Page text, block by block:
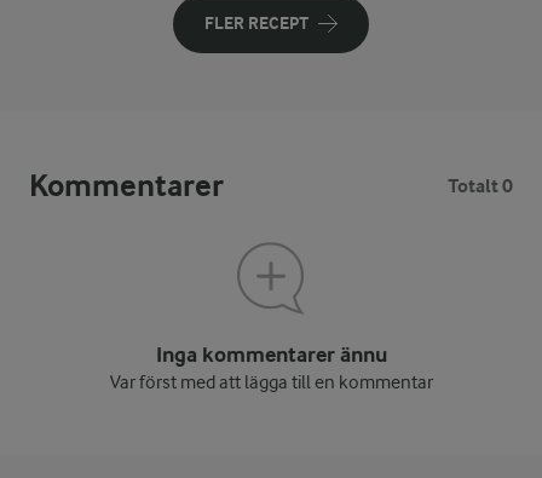
FLER RECEPT
Kommentarer Totalt 0
Inga kommentarer ännu
Var först med att lägga till en kommentar